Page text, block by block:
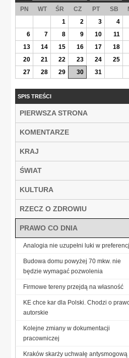
PN WT ŚR CZ PT SB
1
2 3 4
6
7 8 9 10 11
13
14 15 16 17 18
20
21 22 23 24 25
27
28 29 30 31
SPIS TREŚCI
PIERWSZA STRONA
KOMENTARZE
KRAJ
ŚWIAT
KULTURA
RZECZ O ZDROWIU
PRAWO CO DNIA
Analogia nie uzupełni luki w
Budowa domu powyżej 70 mkw. nie
będzie wymagać pozwolenia
Firmowe tereny przejdą na własność
KE chce kar dla Polski. Chodzi o
autorskie
Kolejne zmiany w dokumentacji
pracowniczej
Kraków skarży uchwałę antysmogową